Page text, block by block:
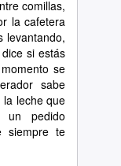
comillas,
la cafetera
levantando,
si estás
se
sabe
la leche que
un pedido
siempre te